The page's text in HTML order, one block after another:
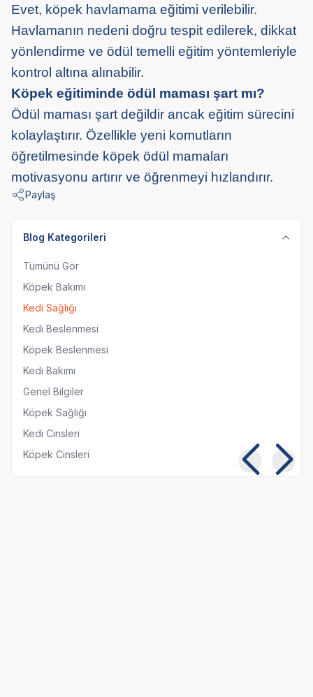
Evet, köpek havlamama eğitimi verilebilir.
Havlamanın nedeni doğru tespit edilerek, dikkat
yönlendirme ve ödül temelli eğitim yöntemleriyle
kontrol altına alınabilir.
Köpek eğitiminde ödül maması şart mı?
Ödül maması şart değildir ancak eğitim sürecini
kolaylaştırır. Özellikle yeni komutların
öğretilmesinde köpek ödül mamaları
motivasyonu artırır ve öğrenmeyi hızlandırır.
Paylaş
Blog Kategorileri
Tümünü Gör
Köpek Bakımı
Kedi Sağlığı
Kedi Beslenmesi
Köpek Beslenmesi
Kedi Bakımı
Genel Bilgiler
Köpek Sağlığı
Kedi Cinsleri
Köpek Cinsleri